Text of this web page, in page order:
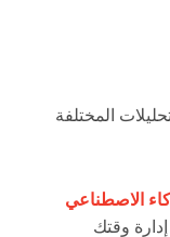
المختلفة
الاصطناعي
وقتك